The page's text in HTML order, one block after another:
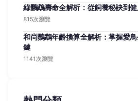
綠鸚鵡壽命全解析：從飼養秘訣到
815次瀏覽
和尚鸚鵡年齡換算全解析：掌握愛
鍵
1141次瀏覽